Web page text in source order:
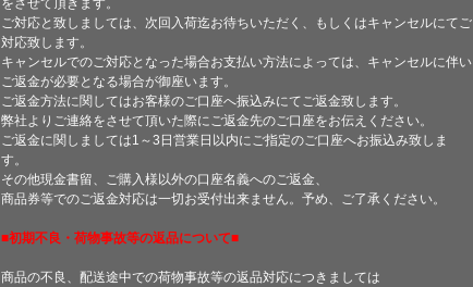
をさせて頂きます。
ご対応と致しましては、次回入荷迄お待ちいただく、もしくはキャンセルにてご
対応致します。
キャンセルでのご対応となった場合お支払い方法によっては、キャンセルに伴い
ご返金が必要となる場合が御座います。
ご返金方法に関してはお客様のご口座へ振込みにてご返金致します。
弊社よりご連絡をさせて頂いた際にご返金先のご口座をお伝えください。
ご返金に関しましては1～3日営業日以内にご指定のご口座へお振込み致しま
す。
その他現金書留、ご購入様以外の口座名義へのご返金、
商品券等でのご返金対応は一切お受付出来ません。予め、ご了承ください。
■初期不良・荷物事故等の返品について■
商品の不良、配送途中での荷物事故等の返品対応につきましては